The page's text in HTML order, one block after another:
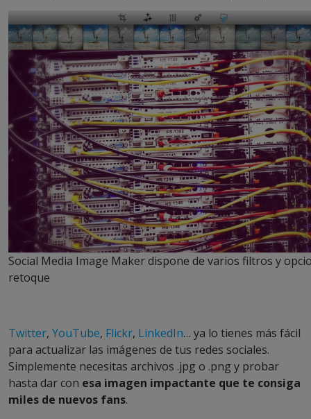
Social Media Image Maker dispone de varios filtros y
retoque
Twitter, YouTube, Flickr, LinkedIn… ya lo tienes más fácil
para actualizar las imágenes de tus redes sociales.
Simplemente necesitas archivos .jpg o .png y probar
hasta dar con esa imagen impactante que te consiga
miles de nuevos fans.